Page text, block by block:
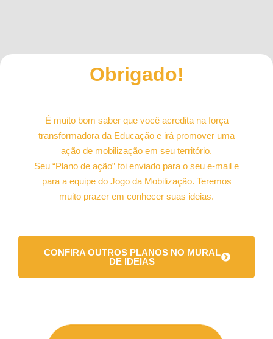
Obrigado!
É muito bom saber que você acredita na força
transformadora da Educação e irá promover uma
ação de mobilização em seu território.
Seu “Plano de ação” foi enviado para o seu e-mail e
para a equipe do Jogo da Mobilização. Teremos
muito prazer em conhecer suas ideias.
CONFIRA OUTROS PLANOS NO MURAL
DE IDEIAS